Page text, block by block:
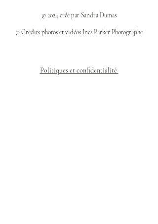
© 2024 créé par Sandra Dumas
© Crédits photos et vidéos Ines Parker Photographe
Politiques et confidentialité